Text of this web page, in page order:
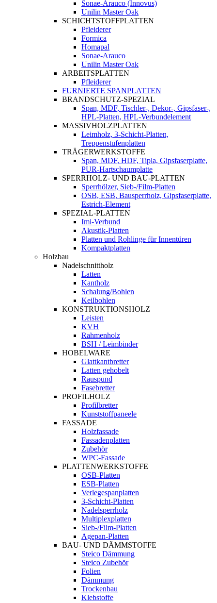
Sonae-Arauco (Innovus)
Unilin Master Oak
SCHICHTSTOFFPLATTEN
Pfleiderer
Formica
Homapal
Sonae-Arauco
Unilin Master Oak
ARBEITSPLATTEN
Pfleiderer
FURNIERTE SPANPLATTEN
BRANDSCHUTZ-SPEZIAL
Span, MDF, Tischler-, Dekor-, Gipsfaser-,
HPL-Platten, HPL-Verbundelement
MASSIVHOLZPLATTEN
Leimholz, 3-Schicht-Platten,
Treppenstufenplatten
TRÄGERWERKSTOFFE
Span, MDF, HDF, Tipla, Gipsfaserplatte,
PUR-Hartschaumplatte
SPERRHOLZ- UND BAU-PLATTEN
Sperrhölzer, Sieb-/Film-Platten
OSB, ESB, Bausperrholz, Gipsfaserplatte,
Estrich-Element
SPEZIAL-PLATTEN
Imi-Verbund
Akustik-Platten
Platten und Rohlinge für Innentüren
Kompaktplatten
Holzbau
Nadelschnittholz
Latten
Kantholz
Schalung/Bohlen
Keilbohlen
KONSTRUKTIONSHOLZ
Leisten
KVH
Rahmenholz
BSH / Leimbinder
HOBELWARE
Glattkantbretter
Latten gehobelt
Rauspund
Fasebretter
PROFILHOLZ
Profilbretter
Kunststoffpaneele
FASSADE
Holzfassade
Fassadenplatten
Zubehör
WPC-Fassade
PLATTENWERKSTOFFE
OSB-Platten
ESB-Platten
Verlegespanplatten
3-Schicht-Platten
Nadelsperrholz
Multiplexplatten
Sieb-/Film-Platten
Agepan-Platten
BAU- UND DÄMMSTOFFE
Steico Dämmung
Steico Zubehör
Folien
Dämmung
Trockenbau
Klebstoffe